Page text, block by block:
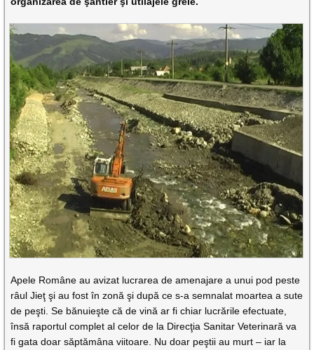
Apele Române au avizat lucrarea de amenajare a unui pod peste
râul Jieţ şi au fost în zonă şi după ce s-a semnalat moartea a sute
de peşti. Se bănuieşte că de vină ar fi chiar lucrările efectuate,
însă raportul complet al celor de la Direcţia Sanitar Veterinară va
fi gata doar săptămâna viitoare. Nu doar peştii au murt – iar la